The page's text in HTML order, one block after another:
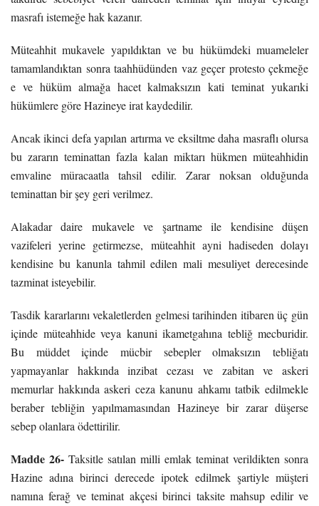
masrafı istemeğe hak kazanır.
Müteahhit mukavele yapıldıktan ve bu hükümdeki muameleler
tamamlandıktan sonra taahhüdünden vaz geçer protesto çekmeğe
e ve hüküm almağa hacet kalmaksızın kati teminat yukarıki
hükümlere göre Hazineye irat kaydedilir.
Ancak ikinci defa yapılan artırma ve eksiltme daha masraflı olursa
bu zararın teminattan fazla kalan miktarı hükmen müteahhidin
emvaline müracaatla tahsil edilir. Zarar noksan olduğunda
teminattan bir şey geri verilmez.
Alakadar daire mukavele ve şartname ile kendisine düşen
vazifeleri yerine getirmezse, müteahhit ayni hadiseden dolayı
kendisine bu kanunla tahmil edilen mali mesuliyet derecesinde
tazminat isteyebilir.
Tasdik kararlarını vekaletlerden gelmesi tarihinden itibaren üç gün
içinde müteahhide veya kanuni ikametgahına tebliğ mecburidir.
Bu müddet içinde mücbir sebepler olmaksızın tebliğatı
yapmayanlar hakkında inzibat cezası ve zabitan ve askeri
memurlar hakkında askeri ceza kanunu ahkamı tatbik edilmekle
beraber tebliğin yapılmamasından Hazineye bir zarar düşerse
sebep olanlara ödettirilir.
Madde 26- Taksitle satılan milli emlak teminat verildikten sonra
Hazine adına birinci derecede ipotek edilmek şartiyle müşteri
namına ferağ ve teminat akçesi birinci taksite mahsup edilir ve